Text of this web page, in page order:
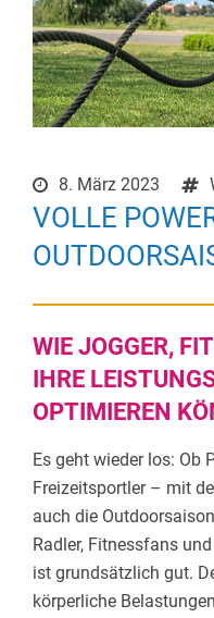
8. März 2023
VOLLE
WIE JOGGER,
IHRE
OPTIMIEREN
Es geht wieder los: Ob
Freizeitsportler – mit
auch die
Radler, Fitnessfans
ist grundsätzlich gut.
körperliche